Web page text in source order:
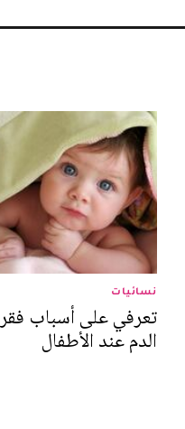
نسائيات
تعرفي على أسباب فقر
الدم عند الأطفال